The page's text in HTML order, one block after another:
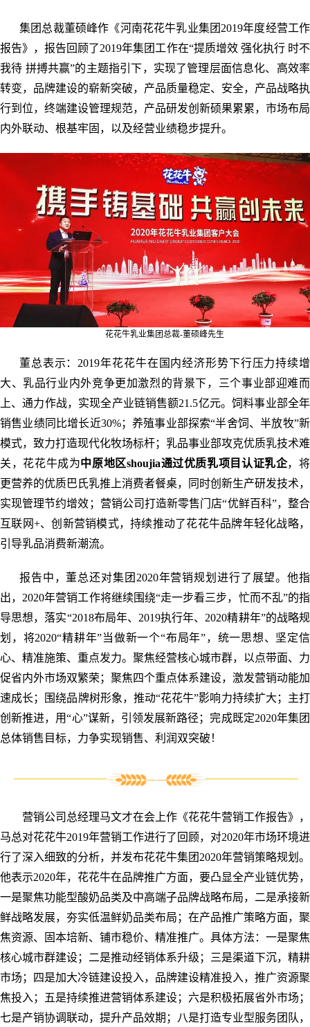
集团总裁董硕峰作《河南花花牛乳业集团2019年度经营工作
报告》，报告回顾了2019年集团工作在“提质增效 强化执行 时不
我待 拼搏共赢”的主题指引下，实现了管理层面信息化、高效率
转变，品牌建设的崭新突破，产品质量稳定、安全，产品战略执
行到位，终端建设管理规范，产品研发创新硕果累累，市场布局
内外联动、根基牢固，以及经营业绩稳步提升。
花花牛乳业集团总裁-董硕峰先生
董总表示：2019年花花牛在国内经济形势下行压力持续增
大、乳品行业内外竞争更加激烈的背景下，三个事业部迎难而
上、通力作战，实现全产业链销售额21.5亿元。饲料事业部全年
销售业绩同比增长近30%；养殖事业部探索“半舍饲、半放牧”新
模式，致力打造现代化牧场标杆；乳品事业部攻克优质乳技术难
关，花花牛成为中原地区shoujia通过优质乳项目认证乳企，将
更营养的优质巴氏乳推上消费者餐桌，同时创新生产研发技术，
实现管理节约增效；营销公司打造新零售门店“优鲜百科”，整合
互联网+、创新营销模式，持续推动了花花牛品牌年轻化战略，
引导乳品消费新潮流。
报告中，董总还对集团2020年营销规划进行了展望。他指
出，2020年营销工作将继续围绕“走一步看三步，忙而不乱”的指
导思想，落实“2018布局年、2019执行年、2020精耕年”的战略规
划，将2020“精耕年”当做新一个“布局年”，统一思想、坚定信
心、精准施策、重点发力。聚焦经营核心城市群，以点带面、力
促省内外市场双繁荣；聚焦四个重点体系建设，激发营销动能加
速成长；围绕品牌树形象，推动“花花牛”影响力持续扩大；主打
创新推进，用“心”谋新，引领发展新路径；完成既定2020年集团
总体销售目标，力争实现销售、利润双突破！
营销公司总经理马文才在会上作《花花牛营销工作报告》，
马总对花花牛2019年营销工作进行了回顾，对2020年市场环境进
行了深入细致的分析，并发布花花牛集团2020年营销策略规划。
他表示2020年，花花牛在品牌推广方面，要凸显全产业链优势，
一是聚焦功能型酸奶品类及中高端子品牌战略布局，二是承接新
鲜战略发展，夯实低温鲜奶品类布局；在产品推广策略方面，聚
焦资源、固本培新、铺市稳价、精准推广。具体方法：一是聚焦
核心城市群建设；二是推动经销体系升级；三是渠道下沉，精耕
市场；四是加大冷链建设投入，品牌建设精准投入，推广资源聚
焦投入；五是持续推进营销体系建设；六是积极拓展省外市场；
七是产销协调联动，提升产品效期；八是打造专业型服务团队，